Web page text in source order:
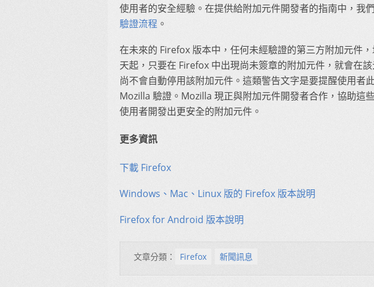
使用者的安全經驗。在提供給附加元件開發者的指南中，我
驗證流程 。
在未來的 Firefox 版本中，任何未經驗證的第三方附加元件
天起，只要在 Firefox 中出現尚未簽章的附加元件，就會在
尚不會自動停用該附加元件。這類警告文字是要提醒使用者
Mozilla 驗證。Mozilla 現正與附加元件開發者合作，協助這
使用者開發出更安全的附加元件。
更多資訊
下載 Firefox
Windows、Mac、Linux 版的 Firefox 版本說明
Firefox for Android 版本說明
文章分類： Firefox 新聞訊息